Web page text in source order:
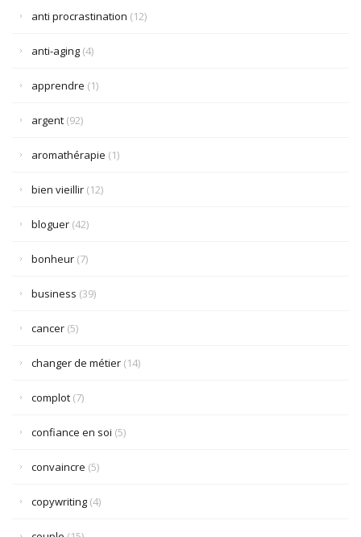
anti procrastination (12)
anti-aging (4)
apprendre (1)
argent (92)
aromathérapie (1)
bien vieillir (12)
bloguer (42)
bonheur (7)
business (39)
cancer (5)
changer de métier (14)
complot (7)
confiance en soi (5)
convaincre (5)
copywriting (4)